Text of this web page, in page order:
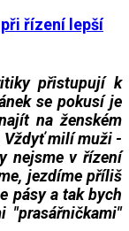
řízení lepší
přistupují k
se pokusí je
na ženském
Vždyť milí muži -
nejsme v řízení
jezdíme příliš
pásy a tak bych
"prasářničkami"